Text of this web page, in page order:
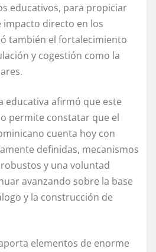
educativos, para propiciar
impacto directo en los
también el fortalecimiento
y cogestión como la
educativa afirmó que este
permite constatar que el
cuenta hoy con
definidas, mecanismos
y una voluntad
avanzando sobre la base
y la construcción de
elementos de enorme